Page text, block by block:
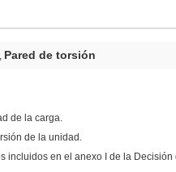
, Pared de torsión
de la carga.
de la unidad.
incluidos en el anexo I de la